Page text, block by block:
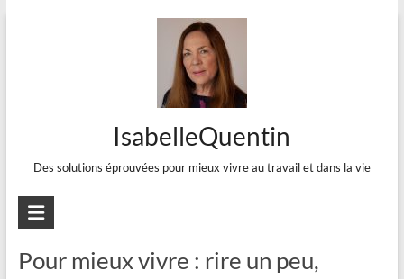
IsabelleQuentin
Des solutions éprouvées pour mieux vivre au travail et dans la vie
Mois :juin 2021
Pour mieux vivre : rire un peu,